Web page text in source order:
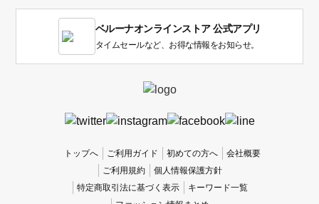
い
ベルーナオンラインストア 公式アプリ
タイムセールなど、お得な情報をお知らせ。
トップへ ご利用ガイド 初めての方へ
会社概要
ご利用規約
個人情報保護方針
特定商取引法に基づく表示
キーワード一覧